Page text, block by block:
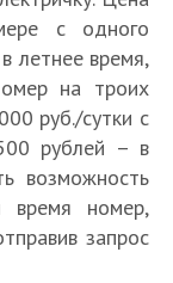
с одного
летнее время,
на троих
руб./сутки с
рублей – в
возможность
время номер,
запрос